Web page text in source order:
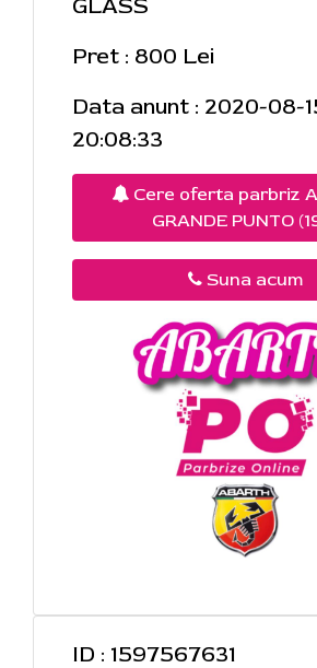
GLASS
Pret : 800 Lei
Data anunt : 2020-08-
20:08:33
Cere oferta parbriz
GRANDE PUNTO
Suna acum
ID : 1597567631